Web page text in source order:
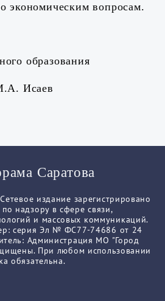
экономическим вопросам.
образования
Исаев
Саратова
издание зарегистрировано
надзору в сфере связи,
и массовых коммуникаций.
серия Эл № ФС77-74686 от 24
Администрация МО "Город
При любом использовании
обязательна.